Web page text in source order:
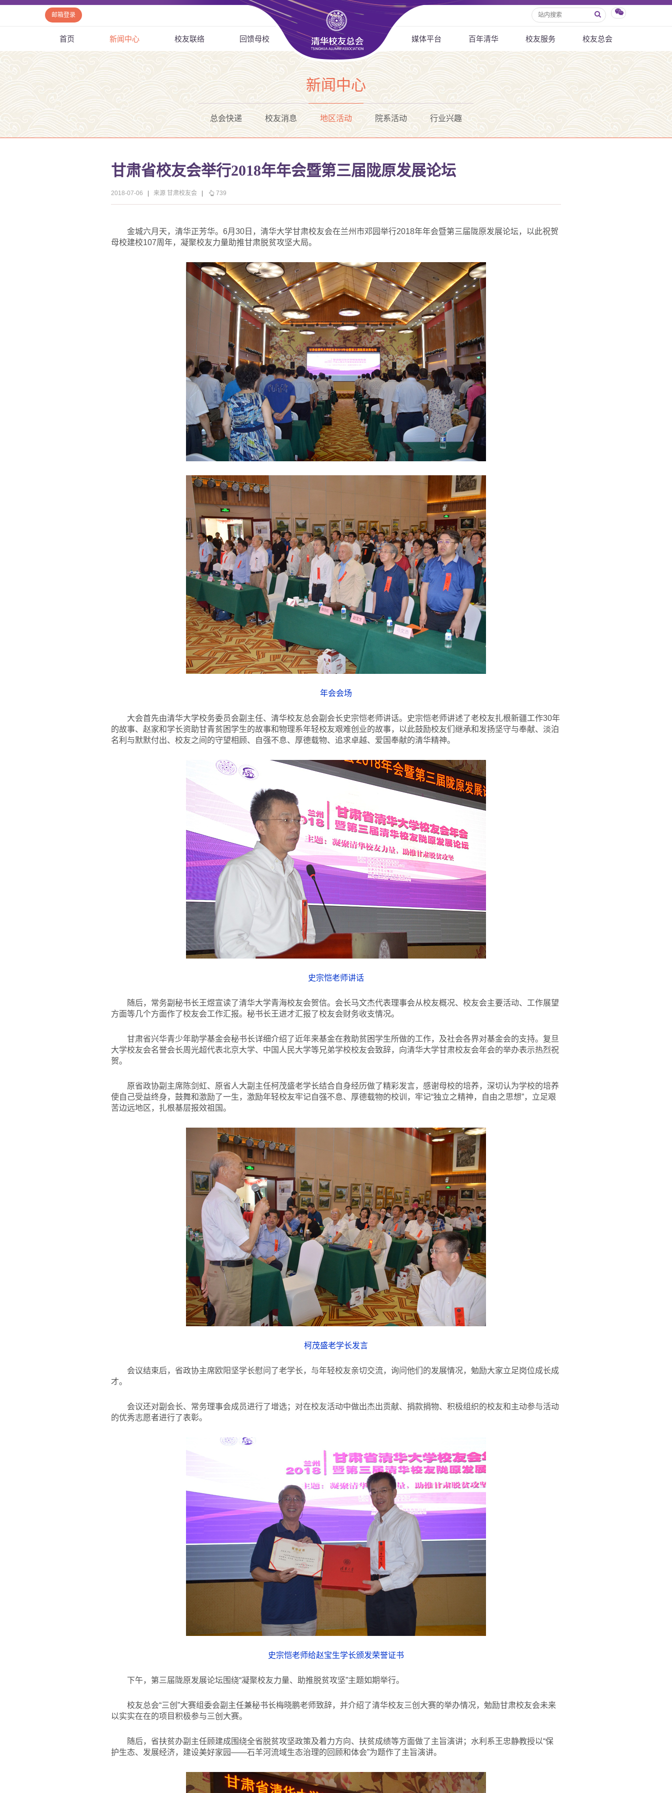
邮箱登录
首页 新闻中心 校友联络 回馈母校 媒体平台 百年清华 校友服务 校友总会
新闻中心
总会快递 校友消息 地区活动 院系活动 行业兴趣
甘肃省校友会举行2018年年会暨第三届陇原发展论坛
2018-07-06 来源 甘肃校友会 739
金城六月天，清华正芳华。6月30日，清华大学甘肃校友会在兰州市邓园举行2018年年会暨第三届陇原发展论坛，以此祝贺
母校建校107周年，凝聚校友力量助推甘肃脱贫攻坚大局。
年会会场
大会首先由清华大学校务委员会副主任、清华校友总会副会长史宗恺老师讲话。史宗恺老师讲述了老校友扎根新疆工作30年
的故事、赵家和学长资助甘青贫困学生的故事和物理系年轻校友艰难创业的故事，以此鼓励校友们继承和发扬坚守与奉献、淡泊
名利与默默付出、校友之间的守望相顾、自强不息、厚德载物、追求卓越、爱国奉献的清华精神。
史宗恺老师讲话
随后，常务副秘书长王煜宣读了清华大学青海校友会贺信。会长马文杰代表理事会从校友概况、校友会主要活动、工作展望
方面等几个方面作了校友会工作汇报。秘书长王进才汇报了校友会财务收支情况。
甘肃省兴华青少年助学基金会秘书长详细介绍了近年来基金在救助贫困学生所做的工作，及社会各界对基金会的支持。复旦
大学校友会名誉会长周光超代表北京大学、中国人民大学等兄弟学校校友会致辞，向清华大学甘肃校友会年会的举办表示热烈祝
贺。
原省政协副主席陈剑虹、原省人大副主任柯茂盛老学长结合自身经历做了精彩发言，感谢母校的培养，深切认为学校的培养
使自己受益终身，鼓舞和激励了一生，激励年轻校友牢记自强不息、厚德载物的校训，牢记“独立之精神，自由之思想”，立足艰
苦边远地区，扎根基层报效祖国。
柯茂盛老学长发言
会议结束后，省政协主席欧阳坚学长慰问了老学长，与年轻校友亲切交流，询问他们的发展情况，勉励大家立足岗位成长成
才。
会议还对副会长、常务理事会成员进行了增选；对在校友活动中做出杰出贡献、捐款捐物、积极组织的校友和主动参与活动
的优秀志愿者进行了表彰。
史宗恺老师给赵宝生学长颁发荣誉证书
下午，第三届陇原发展论坛围绕“凝聚校友力量、助推脱贫攻坚”主题如期举行。
校友总会“三创”大赛组委会副主任兼秘书长梅晓鹏老师致辞，并介绍了清华校友三创大赛的举办情况，勉励甘肃校友会未来
以实实在在的项目积极参与三创大赛。
随后，省扶贫办副主任顾建成围绕全省脱贫攻坚政策及着力方向、扶贫成绩等方面做了主旨演讲；水利系王忠静教授以“保
护生态、发展经济，建设美好家园——石羊河流域生态治理的回顾和体会”为题作了主旨演讲。